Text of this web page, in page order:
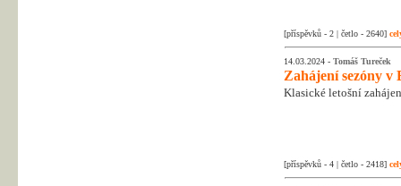
[příspěvků - 2 | četlo - 2640]
14.03.2024 - Tomáš Tureček
Zahájení sezóny v
Klasické letošní
[příspěvků - 4 | četlo - 2418]